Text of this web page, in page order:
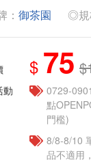
： 御茶園 ◎規
$ 75
動
​​0729-
點
門檻)
8/8-8/10
品不適用